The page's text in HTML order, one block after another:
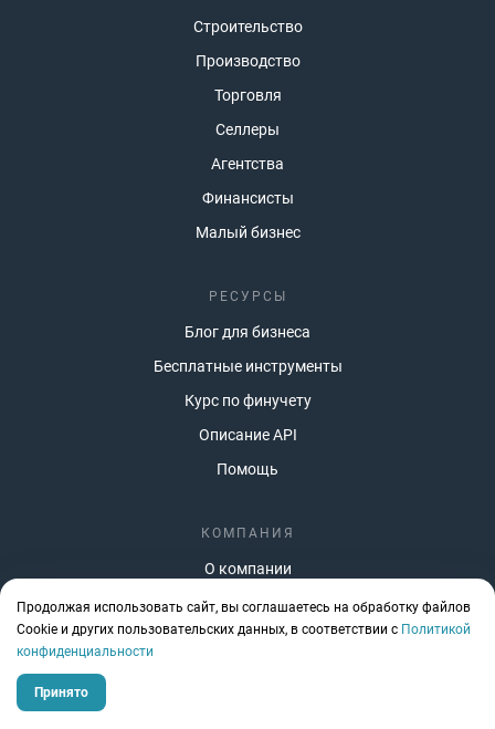
Строительство
Производство
Торговля
Селлеры
Агентства
Финансисты
Малый бизнес
РЕСУРСЫ
Блог для бизнеса
Бесплатные инструменты
Курс по финучету
Описание API
Помощь
КОМПАНИЯ
О компании
ИТ-аккредитация
Стать партнером
Продолжая использовать сайт, вы соглашаетесь на обработку файлов
Сookie и других пользовательских данных, в соответствии с Политикой
конфиденциальности
Принято